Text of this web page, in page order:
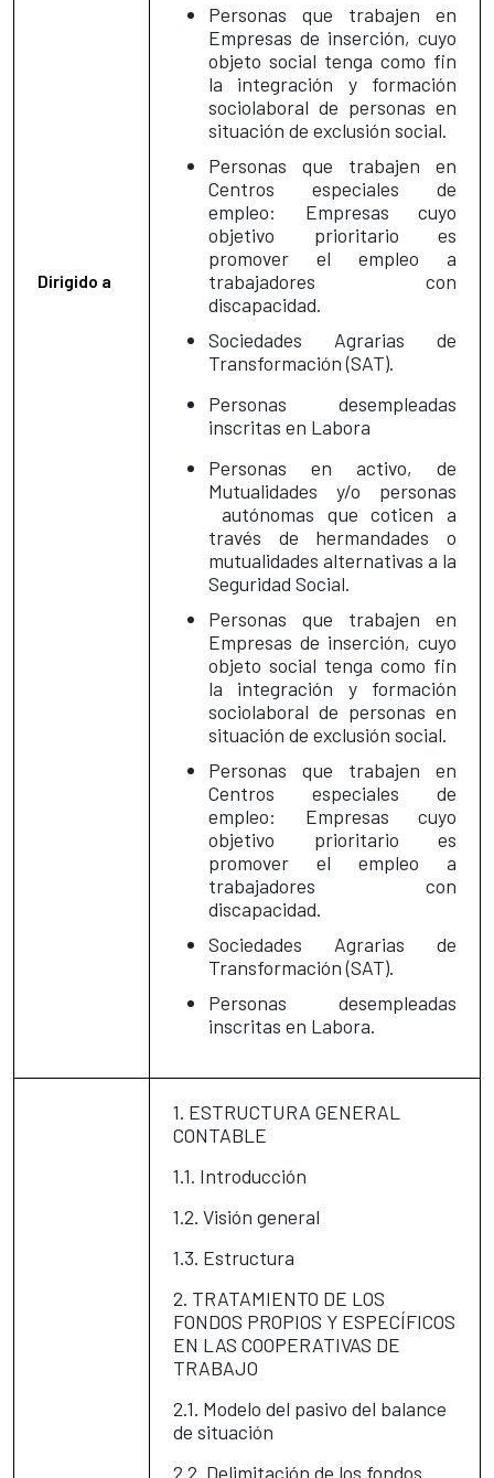
Dirigido a
Personas que trabajen en
Empresas de inserción, cuyo
objeto social tenga como fin
la integración y formación
sociolaboral de personas en
situación de exclusión social.
Personas que trabajen en
Centros especiales de
empleo: Empresas cuyo
objetivo prioritario es
promover el empleo a
trabajadores con
discapacidad.
Sociedades Agrarias de
Transformación (SAT).
Personas desempleadas
inscritas en Labora
Personas en activo, de
Mutualidades y/o personas
autónomas que coticen a
través de hermandades o
mutualidades alternativas a la
Seguridad Social.
Personas que trabajen en
Empresas de inserción, cuyo
objeto social tenga como fin
la integración y formación
sociolaboral de personas en
situación de exclusión social.
Personas que trabajen en
Centros especiales de
empleo: Empresas cuyo
objetivo prioritario es
promover el empleo a
trabajadores con
discapacidad.
Sociedades Agrarias de
Transformación (SAT).
Personas desempleadas
inscritas en Labora.
1. ESTRUCTURA GENERAL
CONTABLE
1.1. Introducción
1.2. Visión general
1.3. Estructura
2. TRATAMIENTO DE LOS
FONDOS PROPIOS Y ESPECÍFICOS
EN LAS COOPERATIVAS DE
TRABAJO
2.1. Modelo del pasivo del balance
de situación
2.2. Delimitación de los fondos